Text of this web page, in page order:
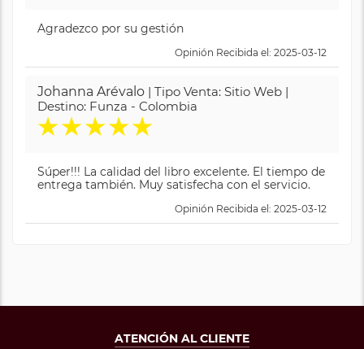
Agradezco por su gestión
Opinión Recibida el: 2025-03-12
Johanna Arévalo | Tipo Venta: Sitio Web |
Destino: Funza - Colombia
★★★★★
Súper!!! La calidad del libro excelente. El tiempo de
entrega también. Muy satisfecha con el servicio.
Opinión Recibida el: 2025-03-12
ATENCIÓN AL CLIENTE